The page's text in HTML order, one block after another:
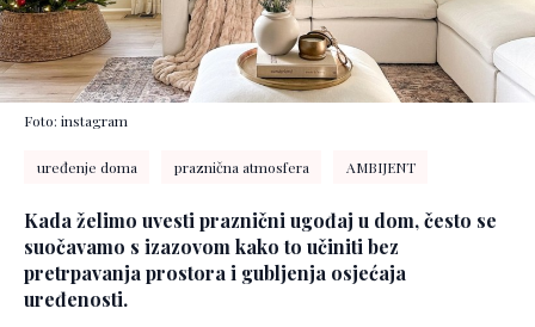
Foto: instagram
uređenje doma praznična atmosfera AMBIJENT
Kada želimo uvesti praznični ugođaj u dom, često se
suočavamo s izazovom kako to učiniti bez
pretrpavanja prostora i gubljenja osjećaja
uređenosti.